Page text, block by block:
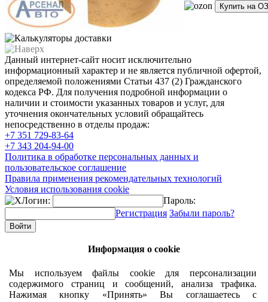
Купить на
Данный интернет-сайт носит исключительно
информационный характер и не является публичной офертой,
определяемой положениями Статьи 437 (2) Гражданского
кодекса РФ. Для получения подробной информации о
наличии и стоимости указанных товаров и услуг, для
уточнения окончательных условий обращайтесь
непосредственно в отделы продаж:
+7 351 729-83-64
+7 343 204-94-00
Политика в обработке персональных данных и
пользовательское соглашение
Правила применения рекомендательных технологий
Условия использования cookie
Логин:
Пароль:
Регистрация Забыли пароль?
Информация о cookie
Мы используем файлы cookie для персонализации
содержимого страниц и сообщений, анализа трафика.
Нажимая кнопку «Принять» Вы соглашаетесь с